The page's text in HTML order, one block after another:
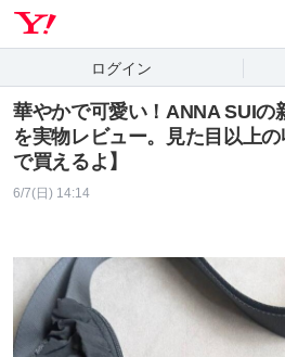
ログイン
華やかで可愛い！ANNA SUIの
を実物レビュー。見た目以上
で買えるよ】
6/7(日) 14:14